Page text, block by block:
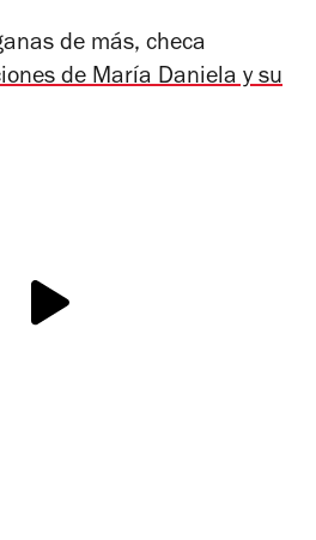
de más, checa
de María Daniela y su